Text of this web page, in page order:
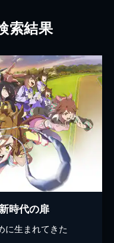
索結果
時代の扉
に生まれてきた